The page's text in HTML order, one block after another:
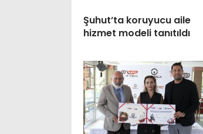
Şuhut’ta koruyucu aile
hizmet modeli tanıtıldı